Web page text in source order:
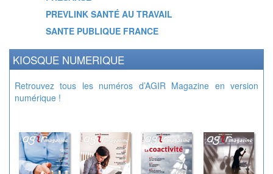
PREVLINK SANTÉ AU TRAVAIL
SANTE PUBLIQUE FRANCE
KIOSQUE NUMERIQUE
Retrouvez tous les numéros d’AGIR Magazine en version
numérique !